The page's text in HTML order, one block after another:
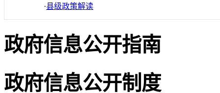
·县级政策解读
政府信息公开指南
政府信息公开制度